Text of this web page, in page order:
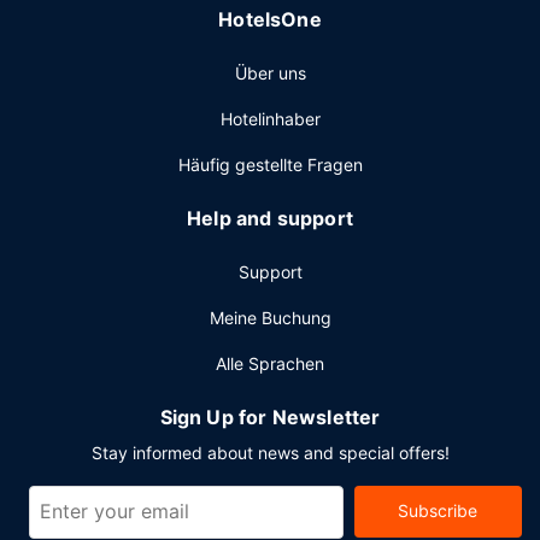
HotelsOne
Über uns
Hotelinhaber
Häufig gestellte Fragen
Help and support
Support
Meine Buchung
Alle Sprachen
Sign Up for Newsletter
Stay informed about news and special offers!
Subscribe